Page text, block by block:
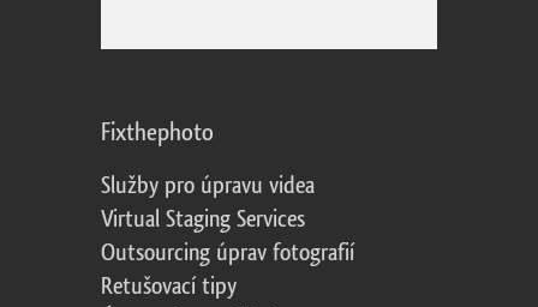
Fixthephoto
Služby pro úpravu videa
Virtual Staging Services
Outsourcing úprav fotografií
Retušovací tipy